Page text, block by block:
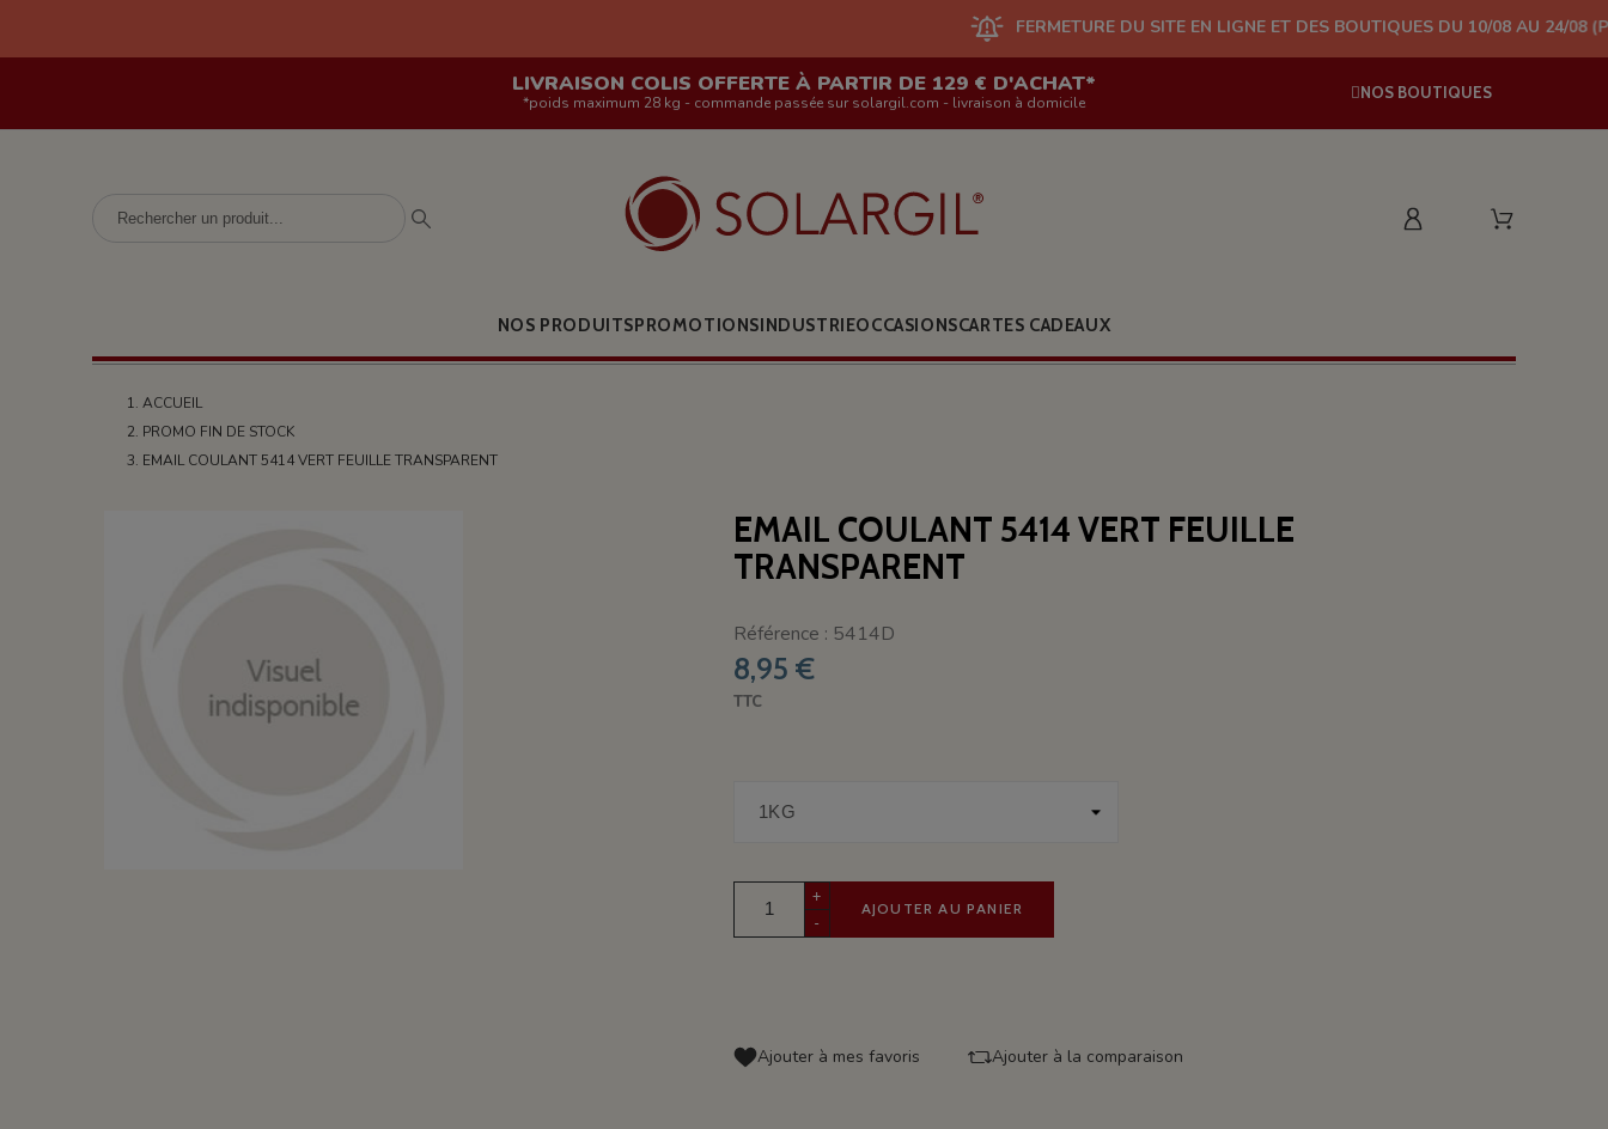
FERMETURE DU SITE EN LIGNE ET DES BOUTIQUES DU 10/08 AU 24/08 (PLUS
LIVRAISON COLIS OFFERTE À PARTIR DE 129 € D'ACHAT*
*poids maximum 28 kg - commande passée sur solargil.com - livraison à domicile
NOS BOUTIQUES
NOS PRODUITSPROMOTIONSINDUSTRIEOCCASIONSCARTES CADEAUX
ACCUEIL
PROMO FIN DE STOCK
EMAIL COULANT 5414 VERT FEUILLE TRANSPARENT
EMAIL COULANT 5414 VERT FEUILLE
TRANSPARENT
Référence : 5414D
8,95 €
TTC
+
-
AJOUTER AU PANIER
Ajouter à mes favoris Ajouter à la comparaison